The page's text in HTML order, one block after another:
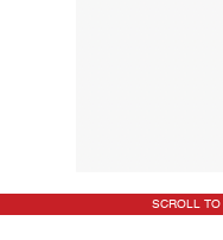
SCROLL